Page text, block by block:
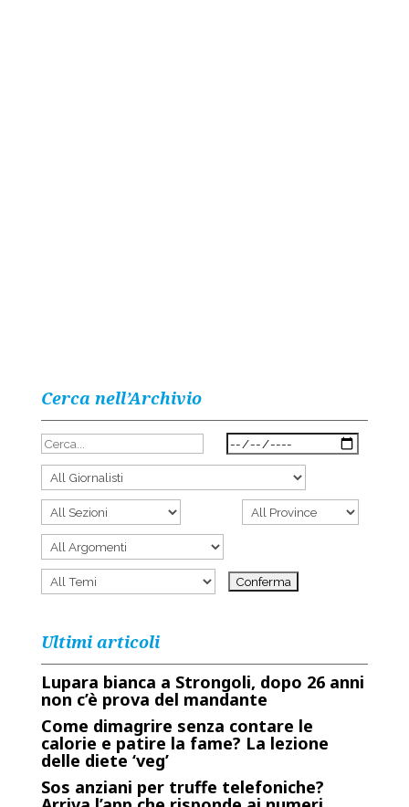
Cerca nell’Archivio
Ultimi articoli
Lupara bianca a Strongoli, dopo 26 anni
non c’è prova del mandante
Come dimagrire senza contare le
calorie e patire la fame? La lezione
delle diete ‘veg’
Sos anziani per truffe telefoniche?